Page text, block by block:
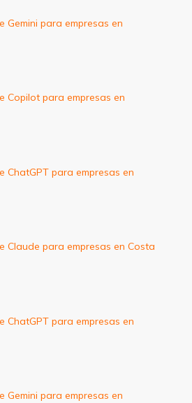
Gemini para empresas en
Copilot para empresas en
ChatGPT para empresas en
Claude para empresas en Costa
ChatGPT para empresas en
Gemini para empresas en